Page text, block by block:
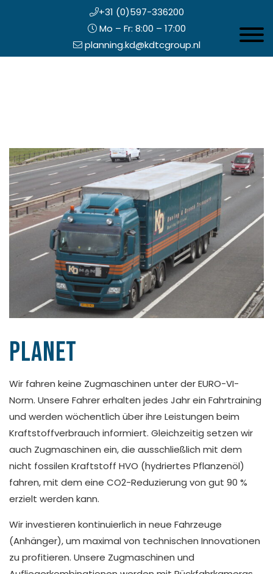
+31 (0)597-336200
Mo – Fr: 8:00 – 17:00
planning.kd@kdtcgroup.nl
Planet
Wir fahren keine Zugmaschinen unter der EURO-VI-
Norm. Unsere Fahrer erhalten jedes Jahr ein Fahrtraining
und werden wöchentlich über ihre Leistungen beim
Kraftstoffverbrauch informiert. Gleichzeitig setzen wir
auch Zugmaschinen ein, die ausschließlich mit dem
nicht fossilen Kraftstoff HVO (hydriertes Pflanzenöl)
fahren, mit dem eine CO2-Reduzierung von gut 90 %
erzielt werden kann.
Wir investieren kontinuierlich in neue Fahrzeuge
(Anhänger), um maximal von technischen Innovationen
zu profitieren. Unsere Zugmaschinen und